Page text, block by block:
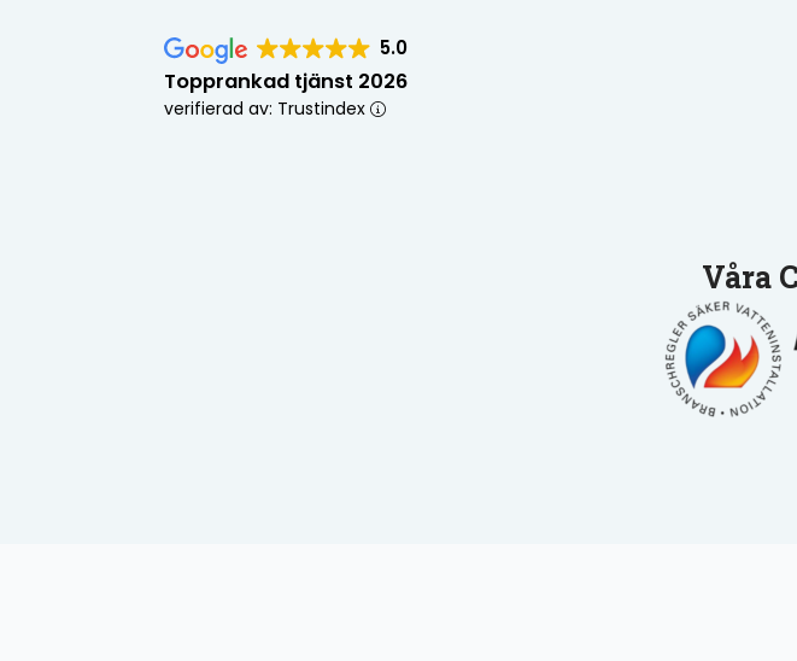
5.0
Topprankad tjänst 2026
verifierad av: Trustindex
Våra